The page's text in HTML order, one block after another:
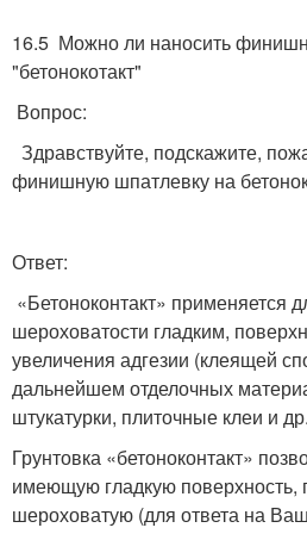
16.5 Можно ли наносить
"бетонокотакт"
Вопрос:
Здравствуйте, подскажите,
финишную шпатлевку на
Ответ:
«Бетоноконтакт» применяется
шероховатости гладким,
увеличения адгезии (клеящей
дальнейшем отделочных
штукатурки, плиточные клеи и
Грунтовка «бетоноконтакт»
имеющую гладкую поверхность,
шероховатую (для ответа на